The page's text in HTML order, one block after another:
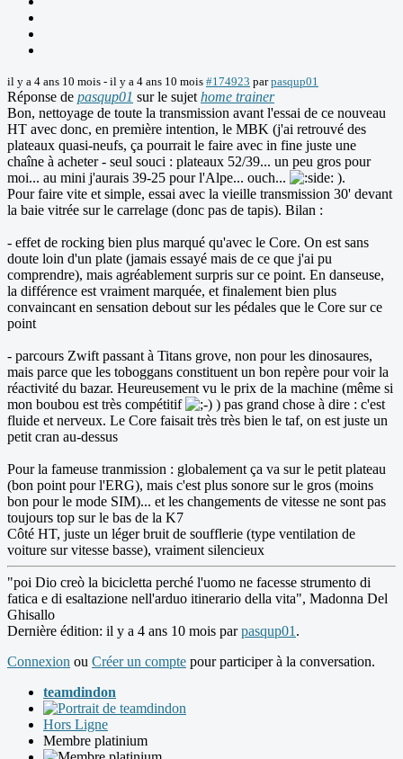
il y a 4 ans 10 mois - il y a 4 ans 10 mois #174923 parpasqup01
Réponse de pasqup01 sur le sujet home trainer
Bon, nettoyage de toute la transmission avant l'essai de ce nouveau
HT avec donc, en première intention, le MBK (j'ai retrouvé des
plateaux quasi-neufs, ça pourrait le faire avec in fine juste une
chaîne à acheter - seul souci : plateaux 52/39... un peu gros pour
moi... au mini j'aurais 39-25 pour l'Alpe... ouch...
).
Pour faire vite et simple, essai avec la vieille transmission 30' devant
la baie vitrée sur le carrelage (donc pas de tapis). Bilan :
- effet de rocking bien plus marqué qu'avec le Core. On est sans
doute loin d'un plate (jamais essayé mais de ce que j'ai pu
comprendre), mais agréablement surpris sur ce point. En danseuse,
la différence est vraiment marquée, et finalement bien plus
convaincant en sensation debout sur les pédales que le Core sur ce
point
- parcours Zwift passant à Titans grove, non pour les dinosaures,
mais parce que les toboggans constituent un bon repère pour voir la
réactivité du bazar. Heureusement vu le prix de la machine (même si
mon boubou est très compétitif
) pas grand chose à dire : c'est
fluide et nerveux. Le Core faisait très très bien le taf, on est juste un
petit cran au-dessus
Pour la fameuse tranmission : globalement ça va sur le petit plateau
(bon point pour l'ERG), mais c'est plus sonore sur le gros (moins
bon pour le mode SIM)... et les changements de vitesse ne sont pas
toujours top sur le bas de la K7
Côté HT, juste un léger bruit de soufflerie (type ventilation de
voiture sur vitesse basse), vraiment silencieux
"poi Dio creò la bicicletta perché l'uomo ne facesse strumento di
fatica e di esaltazione nell'arduo itinerario della vita", Madonna Del
Ghisallo
Dernière édition: il y a 4 ans 10 mois parpasqup01 .
Connexion ou Créer un compte pour participer à la conversation.
teamdindon
Hors Ligne
Membre platinium